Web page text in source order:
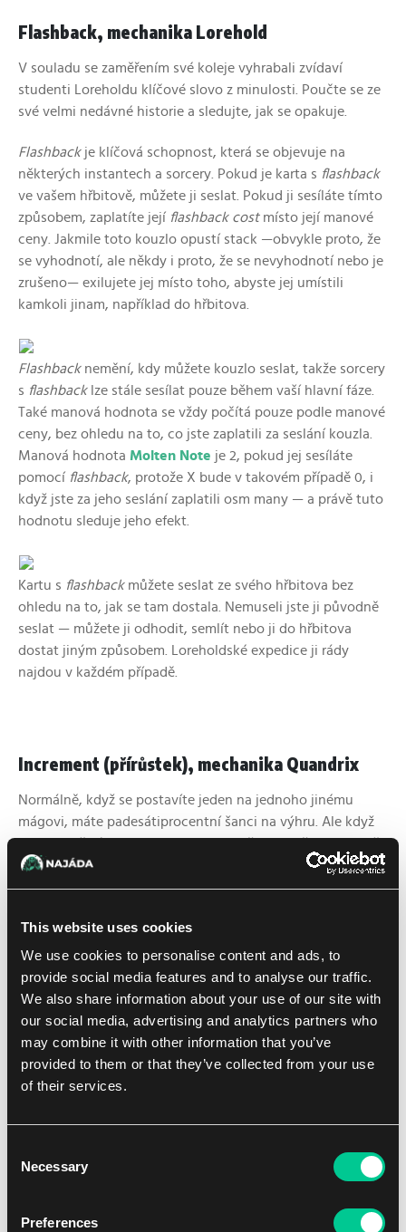
This website uses cookies
We use cookies to personalise content and ads, to
provide social media features and to analyse our traffic.
We also share information about your use of our site with
our social media, advertising and analytics partners who
may combine it with other information that you’ve
provided to them or that they’ve collected from your use
of their services.
Selection
Necessary
Preferences
Flashback, mechanika Lorehold
V souladu se zaměřením své koleje vyhrabali zvídaví
studenti Loreholdu klíčové slovo z minulosti. Poučte se ze
své velmi nedávné historie a sledujte, jak se opakuje.
Flashbackje klíčová schopnost, která se objevuje na
některých instantech a sorcery. Pokud je karta s flashback
ve vašem hřbitově, můžete ji seslat. Pokud ji sesíláte tímto
způsobem, zaplatíte její flashback costmísto její manové
ceny. Jakmile toto kouzlo opustí stack —obvykle proto, že
se vyhodnotí, ale někdy i proto, že se nevyhodnotí nebo je
zrušeno— exilujete jej místo toho, abyste jej umístili
kamkoli jinam, například do hřbitova.
Flashbacknemění, kdy můžete kouzlo seslat, takže sorcery
s flashbacklze stále sesílat pouze během vaší hlavní fáze.
Také manová hodnota se vždy počítá pouze podle manové
ceny, bez ohledu na to, co jste zaplatili za seslání kouzla.
Manová hodnota Molten Note je 2, pokud jej sesíláte
pomocí flashback, protože X bude v takovém případě 0, i
když jste za jeho seslání zaplatili osm many — a právě tuto
hodnotu sleduje jeho efekt.
Kartu s flashbackmůžete seslat ze svého hřbitova bez
ohledu na to, jak se tam dostala. Nemuseli jste ji původně
seslat — můžete ji odhodit, semlít nebo ji do hřbitova
dostat jiným způsobem. Loreholdské expedice ji rády
najdou v každém případě.
Increment (přírůstek), mechanika Quandrix
Normálně, když se postavíte jeden na jednoho jinému
mágovi, máte padesátiprocentní šanci na výhru. Ale když
do toho přidáte Quandrix (Dilemax), šance vašeho soupeře
na výhru… no, pravděpodobně dramaticky klesnou.
schopnost nacházející se na bytostech. Kdykoli sesíláte
kouzlo, pokud množství many zaplacené za jeho seslání je
větší než síla nebo odolnost bytosti s
increment
, položíte
na tuto bytost +1/+1 žeton.
Porovnání množství many a statistik bytosti probíhá
dvakrát. Nejprve ihned po seslání kouzla zjistíte, zda se
schopnost se nespustí. Pokud se spustí, provedete
je množství many stále větší než síla nebo odolnost
se statistiky bytosti mezitím zvýšily, schopnost nebude